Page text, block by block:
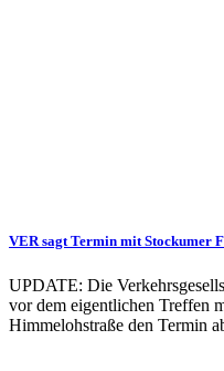
VER sagt Termin mit Stockumer
UPDATE: Die
vor dem eigentlichen Treffen
Himmelohstraße den Termin